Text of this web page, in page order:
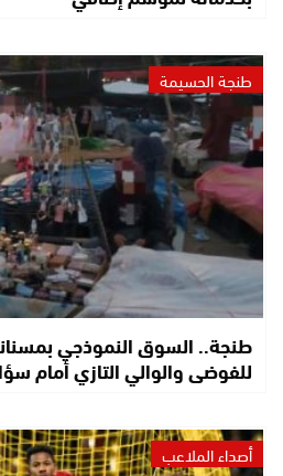
طنجة الحسيمة
طنجة.. السوق النموذجي
للفوضى والوالي التازي أمام
أصداء الملاعب